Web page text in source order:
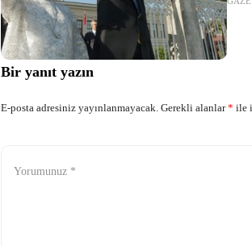
Bir yanıt yazın
E-posta adresiniz yayınlanmayacak. Gerekli alanlar* ile